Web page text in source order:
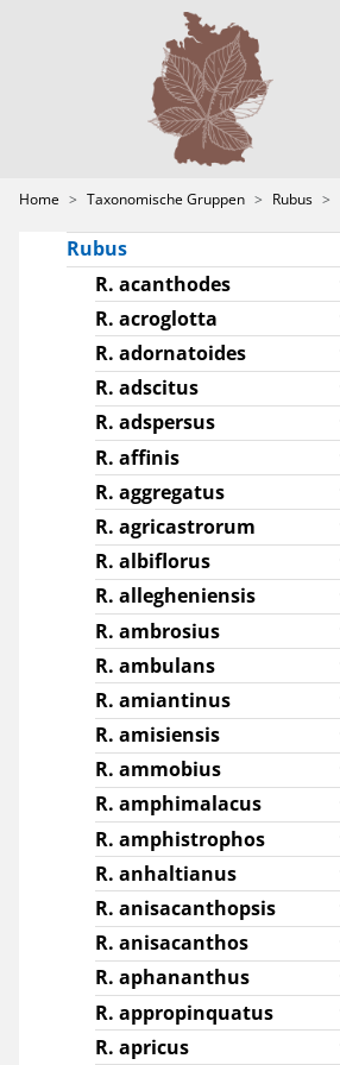
Home Taxonomische Gruppen Rubus
Hieracium
Ranunculus sect.
Rubus
R. acanthodes
R. acroglotta
R. adornatoides
R. adscitus
R. adspersus
R. affinis
R. aggregatus
R. agricastrorum
R. albiflorus
R. allegheniensis
R. ambrosius
R. ambulans
R. amiantinus
R. amisiensis
R. ammobius
R. amphimalacus
R. amphistrophos
R. anhaltianus
R. anisacanthopsis
R. anisacanthos
R. aphananthus
R. appropinquatus
R. apricus